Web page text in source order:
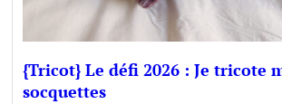
{Tricot} Le défi 2026 : Je tricote
socquettes